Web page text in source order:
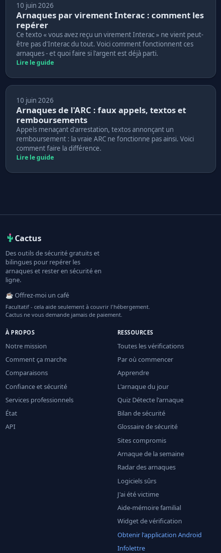
10 juin 2026
Arnaques par virement Interac : comment les
repérer
Ce texto « vous avez reçu un virement Interac » ne vient peut-
être pas d'Interac du tout. Voici comment fonctionnent ces
arnaques - et quoi faire si l'argent est déjà parti.
Lire le guide
10 juin 2026
Arnaques de l'ARC : faux appels, textos et
remboursements
Appels menaçant d'arrestation, textos annonçant un
remboursement : la vraie ARC ne fonctionne pas ainsi. Voici
comment faire la différence.
Lire le guide
Cactus
Des outils de sécurité gratuits et
bilingues pour repérer les
arnaques et rester en sécurité en
ligne.
☕ Offrez-moi un café
Facultatif - cela aide seulement à couvrir l'hébergement.
Cactus ne vous demande jamais de paiement.
À PROPOS
Notre mission
Comment ça marche
Comparaisons
Confiance et sécurité
Services professionnels
État
API
RESSOURCES
Toutes les vérifications
Par où commencer
Apprendre
L'arnaque du jour
Quiz Détecte l'arnaque
Bilan de sécurité
Glossaire de sécurité
Sites compromis
Arnaque de la semaine
Radar des arnaques
Logiciels sûrs
J'ai été victime
Aide-mémoire familial
Widget de vérification
Obtenir l'application Android
Infolettre